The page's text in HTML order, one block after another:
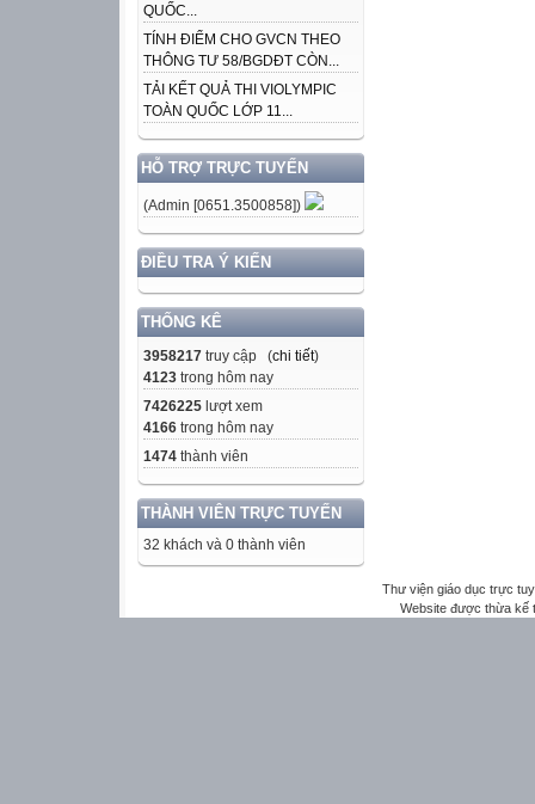
QUỐC...
TÍNH ĐIỂM CHO GVCN THEO
THÔNG TƯ 58/BGDĐT CÒN...
TẢI KẾT QUẢ THI VIOLYMPIC
TOÀN QUỐC LỚP 11...
HỖ TRỢ TRỰC TUYẾN
(Admin [0651.3500858])
ĐIỀU TRA Ý KIẾN
THỐNG KÊ
3958217 truy cập (chi tiết)
4123 trong hôm nay
7426225 lượt xem
4166 trong hôm nay
1474 thành viên
THÀNH VIÊN TRỰC TUYẾN
32 khách và 0 thành viên
Thư viện giáo dục trực
Website được thừa kế